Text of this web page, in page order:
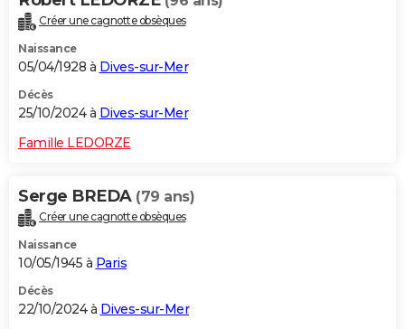
Créer une cagnotte obsèques
Naissance
05/04/1928 à Dives-sur-Mer
Décès
25/10/2024 à Dives-sur-Mer
Famille LEDORZE
Serge BREDA (79 ans)
Créer une cagnotte obsèques
Naissance
10/05/1945 à Paris
Décès
22/10/2024 à Dives-sur-Mer